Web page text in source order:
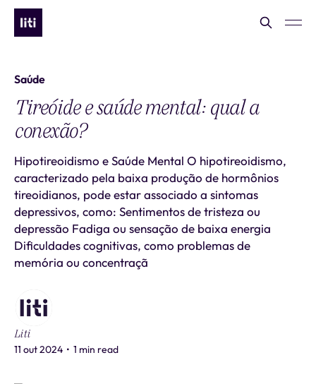
Saúde
Tireóide e saúde mental: qual a
conexão?
Hipotireoidismo e Saúde Mental O hipotireoidismo,
caracterizado pela baixa produção de hormônios
tireoidianos, pode estar associado a sintomas
depressivos, como: Sentimentos de tristeza ou
depressão Fadiga ou sensação de baixa energia
Dificuldades cognitivas, como problemas de
memória ou concentraçã
Liti
11 out 2024 • 1 min read